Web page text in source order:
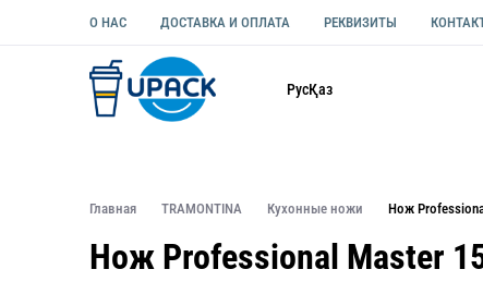
О НАС ДОСТАВКА И ОПЛАТА РЕКВИЗИТЫ
РусҚаз
Главная TRAMONTINA Кухонные ножи Нож
Нож Professional Master